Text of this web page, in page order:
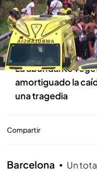
Una de las tres
conductor del
aeropuerto de El
La abundante
amortiguado la
una tragedia
Compartir
Barcelona Un